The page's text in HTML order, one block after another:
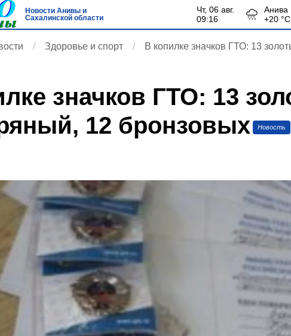
Новости Анивы и
Сахалинской области
чт, 06 авг.
09:16
Анива
+20 °С,
Здоровье и спорт
В копилке значков ГТО: 13
значков ГТО: 13
12 бронзовых
Новость